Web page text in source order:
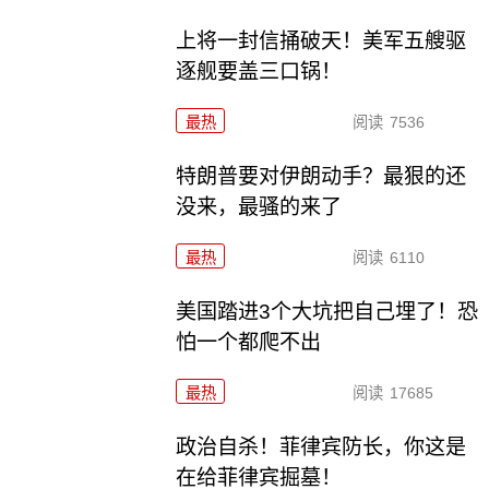
上将一封信捅破天！美军五艘驱
逐舰要盖三口锅！
最热 阅读 7536
特朗普要对伊朗动手？最狠的还
没来，最骚的来了
最热 阅读 6110
美国踏进3个大坑把自己埋了！恐
怕一个都爬不出
最热 阅读 17685
政治自杀！菲律宾防长，你这是
在给菲律宾掘墓！